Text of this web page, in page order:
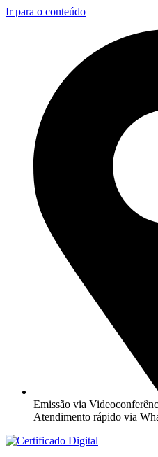
Ir para o conteúdo
Emissão via
Atendimento rápido via